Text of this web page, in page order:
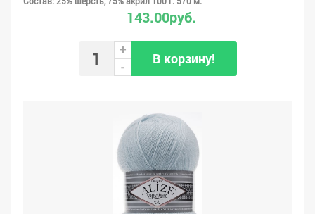
143.00руб.
+
-
В корзину!